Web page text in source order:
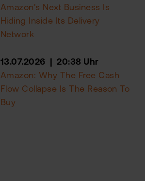
Amazon's Next Business Is
Hiding Inside Its Delivery
Network
13.07.2026 | 20:38 Uhr
Amazon: Why The Free Cash
Flow Collapse Is The Reason To
Buy